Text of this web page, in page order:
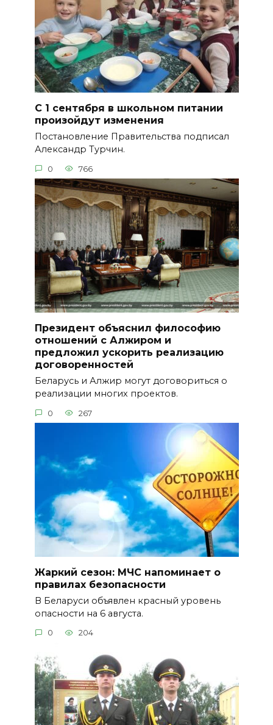
С 1 сентября в школьном питании
произойдут изменения
Постановление Правительства подписал
Александр Турчин.
0 766
Президент объяснил философию
отношений с Алжиром и
предложил ускорить реализацию
договоренностей
Беларусь и Алжир могут договориться о
реализации многих проектов.
0 267
Жаркий сезон: МЧС напоминает о
правилах безопасности
В Беларуси объявлен красный уровень
опасности на 6 августа.
0 204